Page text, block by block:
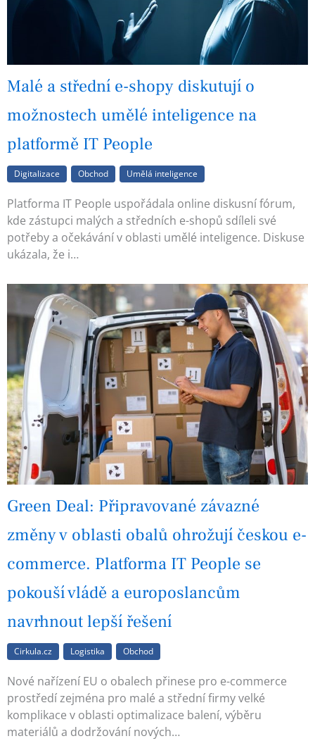
Malé a střední e-shopy diskutují o
možnostech umělé inteligence na
platformě IT People
Digitalizace Obchod Umělá inteligence
Platforma IT People uspořádala online diskusní fórum,
kde zástupci malých a středních e-shopů sdíleli své
potřeby a očekávání v oblasti umělé inteligence. Diskuse
ukázala, že i…
Green Deal: Připravované závazné
změny v oblasti obalů ohrožují českou e-
commerce. Platforma IT People se
pokouší vládě a europoslancům
navrhnout lepší řešení
Cirkula.cz Logistika Obchod
Nové nařízení EU o obalech přinese pro e-commerce
prostředí zejména pro malé a střední firmy velké
komplikace v oblasti optimalizace balení, výběru
materiálů a dodržování nových…